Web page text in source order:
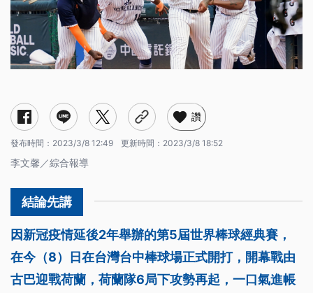
讚
發布時間： 2023/3/8 12:49 更新時間： 2023/3/8 18:52
李文馨／綜合報導
因新冠疫情延後2年舉辦的第5屆世界棒球經典賽，
在今（8）日在台灣台中棒球場正式開打，開幕戰由
古巴迎戰荷蘭，荷蘭隊6局下攻勢再起，一口氣進帳